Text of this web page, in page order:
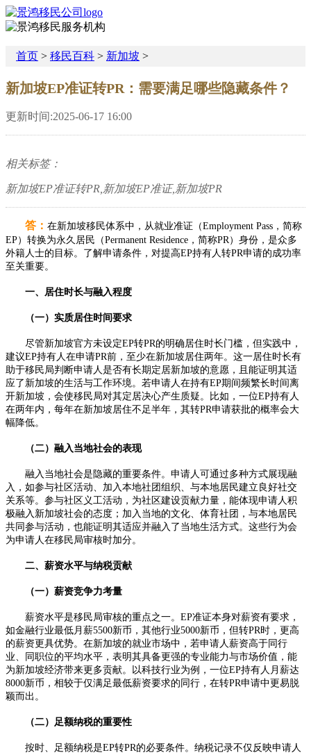
首页 > 移民百科 > 新加坡 >
新加坡EP准证转PR：需要满足哪些隐藏条件？
更新时间:2025-06-17 16:00
相关标签：
新加坡EP准证转PR,新加坡EP准证,新加坡PR
答： 在新加坡移民体系中，从就业准证（Employment Pass，简称
EP）转换为永久居民（Permanent Residence，简称PR）身份，是众多
外籍人士的目标。了解申请条件，对提高EP持有人转PR申请的成功率
至关重要。​
一、居住时长与融入程度​
（一）实质居住时间要求​
尽管新加坡官方未设定EP转PR的明确居住时长门槛，但实践中，
建议EP持有人在申请PR前，至少在新加坡居住两年。这一居住时长有
助于移民局判断申请人是否有长期定居新加坡的意愿，且能证明其适
应了新加坡的生活与工作环境。若申请人在持有EP期间频繁长时间离
开新加坡，会使移民局对其定居决心产生质疑。比如，一位EP持有人
在两年内，每年在新加坡居住不足半年，其转PR申请获批的概率会大
幅降低。​
（二）融入当地社会的表现
融入当地社会是隐藏的重要条件。申请人可通过多种方式展现融
入，如参与社区活动、加入本地社团组织、与本地居民建立良好社交
关系等。参与社区义工活动，为社区建设贡献力量，能体现申请人积
极融入新加坡社会的态度；加入当地的文化、体育社团，与本地居民
共同参与活动，也能证明其适应并融入了当地生活方式。这些行为会
为申请人在移民局审核时加分。​
二、薪资水平与纳税贡献​
（一）薪资竞争力考量​
薪资水平是移民局审核的重点之一。EP准证本身对薪资有要求，
如金融行业最低月薪5500新币，其他行业5000新币，但转PR时，更高
的薪资更具优势。在新加坡的就业市场中，若申请人薪资高于同行
业、同职位的平均水平，表明其具备更强的专业能力与市场价值，能
为新加坡经济带来更多贡献。以科技行业为例，一位EP持有人月薪达
8000新币，相较于仅满足最低薪资要求的同行，在转PR申请中更易脱
颖而出。​
（二）足额纳税的重要性​
按时、足额纳税是EP转PR的必要条件。纳税记录不仅反映申请人